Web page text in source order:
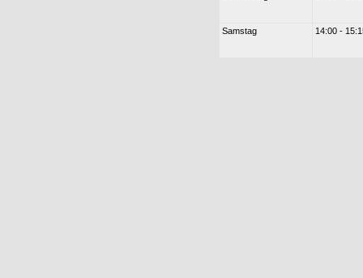
Samstag 14:00 -